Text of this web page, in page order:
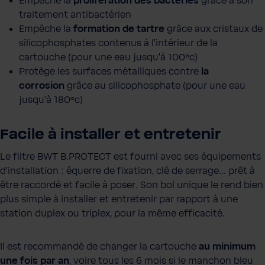
traitement antibactérien
Empêche la formation de tartre grâce aux cristaux de
silicophosphates contenus à l'intérieur de la
cartouche (pour une eau jusqu'à 100°c)
Protège les surfaces métalliques contre la
corrosion grâce au silicophosphate (pour une eau
jusqu'à 180°c)
Facile à installer et entretenir
Le filtre BWT B.PROTECT est fourni avec ses équipements
d'installation : équerre de fixation, clé de serrage... prêt à
être raccordé et facile à poser. Son bol unique le rend bien
plus simple à installer et entretenir par rapport à une
station duplex ou triplex, pour la même efficacité.
Il est recommandé de changer la cartouche au minimum
une fois par an, voire tous les 6 mois si le manchon bleu